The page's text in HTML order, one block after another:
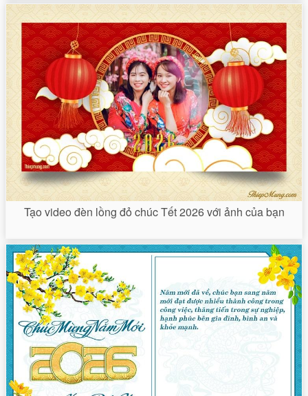
Tạo video đèn lồng đỏ chúc Tết 2026 với ảnh của bạn